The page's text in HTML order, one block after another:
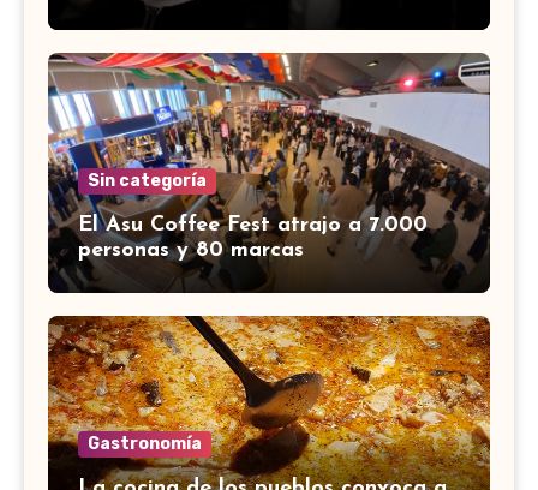
Sin categoría
El Asu Coffee Fest atrajo a 7.000
personas y 80 marcas
Gastronomía